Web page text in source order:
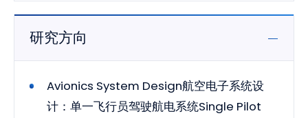
研究方向
Avionics System Design航空电子系统设
计：单一飞行员驾驶航电系统Single Pilot